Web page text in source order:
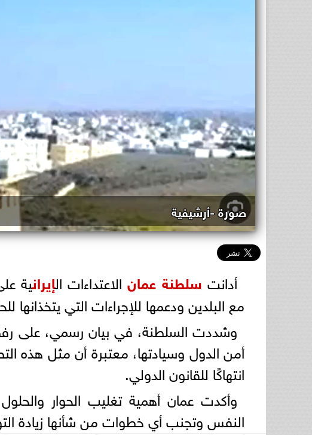
صورة -أرشيفية
أدانت سلطنة عمانالاعتداءات الإيرانية
مع البلدين ودعمها للإجراءات التي يتخذانها
وشددت السلطنة، في بيان رسمي، على
أمن الدول وسيادتها، معتبرة أن مثل هذه
انتهاكًا للقانون الدولي.
وأكدت عمان أهمية تغليب الحوار
النفس وتجنب أي خطوات من شأنها زيادة